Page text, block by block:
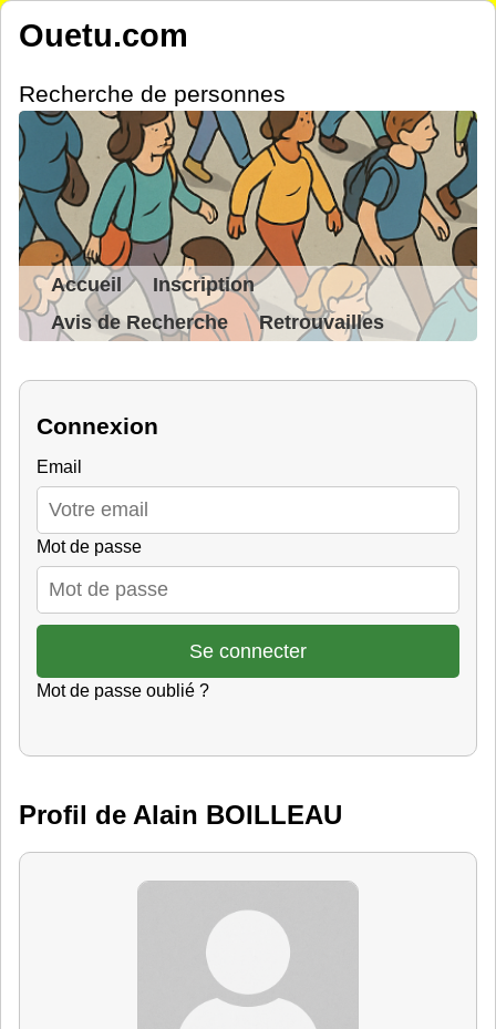
Ouetu.com
Recherche de personnes
Accueil
Inscription
Avis de Recherche
Retrouvailles
Connexion
Email
Mot de passe
Mot de passe oublié ?
Profil de Alain BOILLEAU